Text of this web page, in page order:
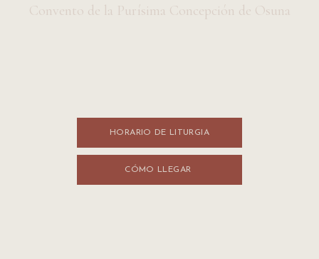
Convento de la Purísima Concepción de Osuna
HORARIO DE LITURGI​​A
CÓMO LLEGA​​R